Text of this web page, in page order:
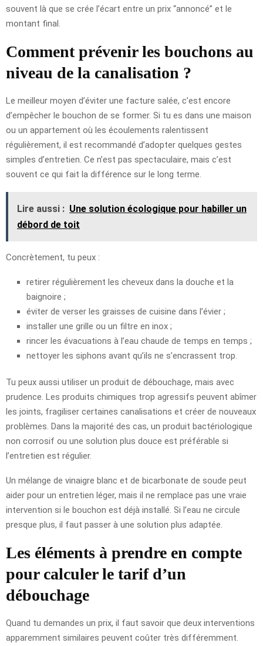
souvent là que se crée l’écart entre un prix “annoncé” et le
montant final.
Comment prévenir les bouchons au
niveau de la canalisation ?
Le meilleur moyen d’éviter une facture salée, c’est encore
d’empêcher le bouchon de se former. Si tu es dans une maison
ou un appartement où les écoulements ralentissent
régulièrement, il est recommandé d’adopter quelques gestes
simples d’entretien. Ce n’est pas spectaculaire, mais c’est
souvent ce qui fait la différence sur le long terme.
Lire aussi : Une solution écologique pour habiller un
débord de toit
Concrètement, tu peux :
retirer régulièrement les cheveux dans la douche et la
baignoire ;
éviter de verser les graisses de cuisine dans l’évier ;
installer une grille ou un filtre en inox ;
rincer les évacuations à l’eau chaude de temps en temps ;
nettoyer les siphons avant qu’ils ne s’encrassent trop.
Tu peux aussi utiliser un produit de débouchage, mais avec
prudence. Les produits chimiques trop agressifs peuvent abîmer
les joints, fragiliser certaines canalisations et créer de nouveaux
problèmes. Dans la majorité des cas, un produit bactériologique
non corrosif ou une solution plus douce est préférable si
l’entretien est régulier.
Un mélange de vinaigre blanc et de bicarbonate de soude peut
aider pour un entretien léger, mais il ne remplace pas une vraie
intervention si le bouchon est déjà installé. Si l’eau ne circule
presque plus, il faut passer à une solution plus adaptée.
Les éléments à prendre en compte
pour calculer le tarif d’un
débouchage
Quand tu demandes un prix, il faut savoir que deux interventions
apparemment similaires peuvent coûter très différemment.